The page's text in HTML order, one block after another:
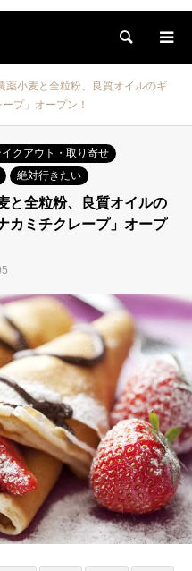
検索
薬小麦と全粒粉、良質オイルのギ
プ」オープン！
クアウト・取り寄せ
絶対行きたい
と全粒粉、良質オイルの
カミチクレープ」オープ